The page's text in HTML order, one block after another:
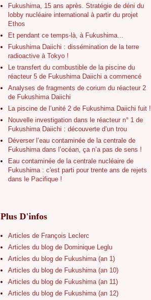
Fukushima, 15 ans après. Stratégie de déni du
lobby nucléaire international à partir du projet
Ethos
Et pendant ce temps-là, à Fukushima...
Fukushima Daiichi : dissémination de la terre
radioactive à Tokyo !
Le transfert du combustible de la piscine du
réacteur 5 de Fukushima Daiichi a commencé
Analyses de fragments de corium du réacteur 2
de Fukushima Daiichi
La piscine de l’unité 2 de Fukushima Daiichi fuit !
Nouvelle investigation dans le réacteur n° 1 de
Fukushima Daiichi : découverte d’un trou
Déverser l’eau contaminée de la centrale de
Fukushima dans l’océan, ça n’a pas de sens !
Eau contaminée de la centrale nucléaire de
Fukushima : c'est parti pour trente ans de rejets
dans le Pacifique !
Plus D'infos
Articles de François Leclerc
Articles du blog de Dominique Leglu
Articles du blog de Fukushima (an 1)
Articles du blog de Fukushima (an 10)
Articles du blog de Fukushima (an 11)
Articles du blog de Fukushima (an 12)